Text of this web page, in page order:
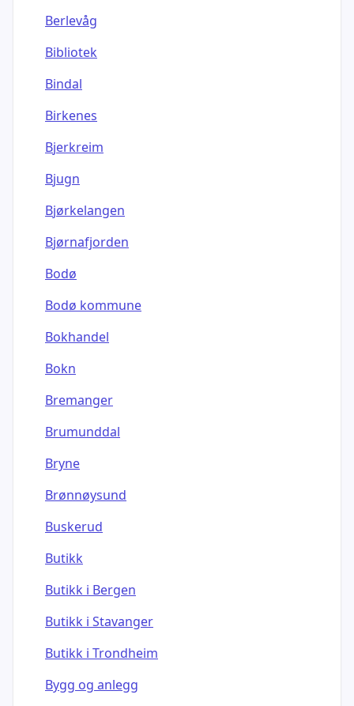
Berlevåg
Bibliotek
Bindal
Birkenes
Bjerkreim
Bjugn
Bjørkelangen
Bjørnafjorden
Bodø
Bodø kommune
Bokhandel
Bokn
Bremanger
Brumunddal
Bryne
Brønnøysund
Buskerud
Butikk
Butikk i Bergen
Butikk i Stavanger
Butikk i Trondheim
Bygg og anlegg